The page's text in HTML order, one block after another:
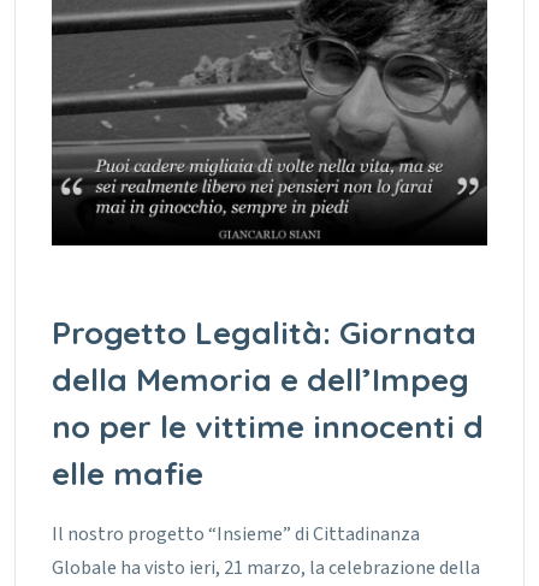
Progetto Legalità: Giornata
della Memoria e dell’Impeg
no per le vittime innocenti d
elle mafie
Il nostro progetto “Insieme” di Cittadinanza
Globale ha visto ieri, 21 marzo, la celebrazione della